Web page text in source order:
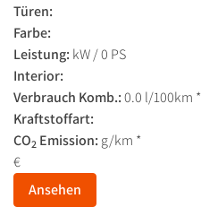
Türen:
Farbe:
Leistung: kW / 0 PS
Interior:
Verbrauch Komb.:0.0 l/100km *
Kraftstoffart:
CO2 Emission: g/km *
€
Ansehen